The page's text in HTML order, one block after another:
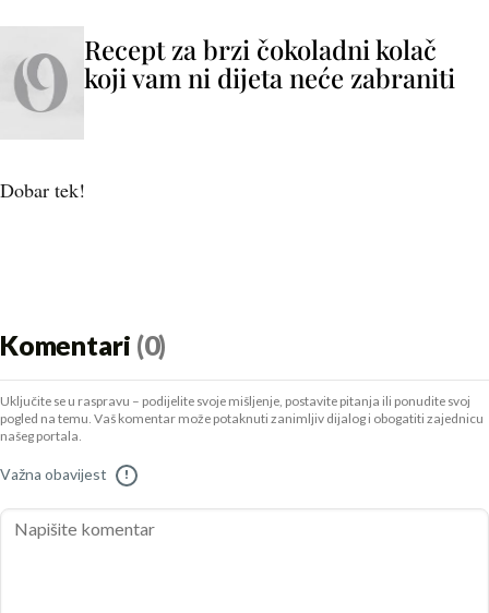
Recept za brzi čokoladni kolač
koji vam ni dijeta neće zabraniti
Dobar tek!
Komentari (0)
Uključite se u raspravu – podijelite svoje mišljenje, postavite pitanja ili ponudite svoj
pogled na temu. Vaš komentar može potaknuti zanimljiv dijalog i obogatiti zajednicu
našeg portala.
Važna obavijest !